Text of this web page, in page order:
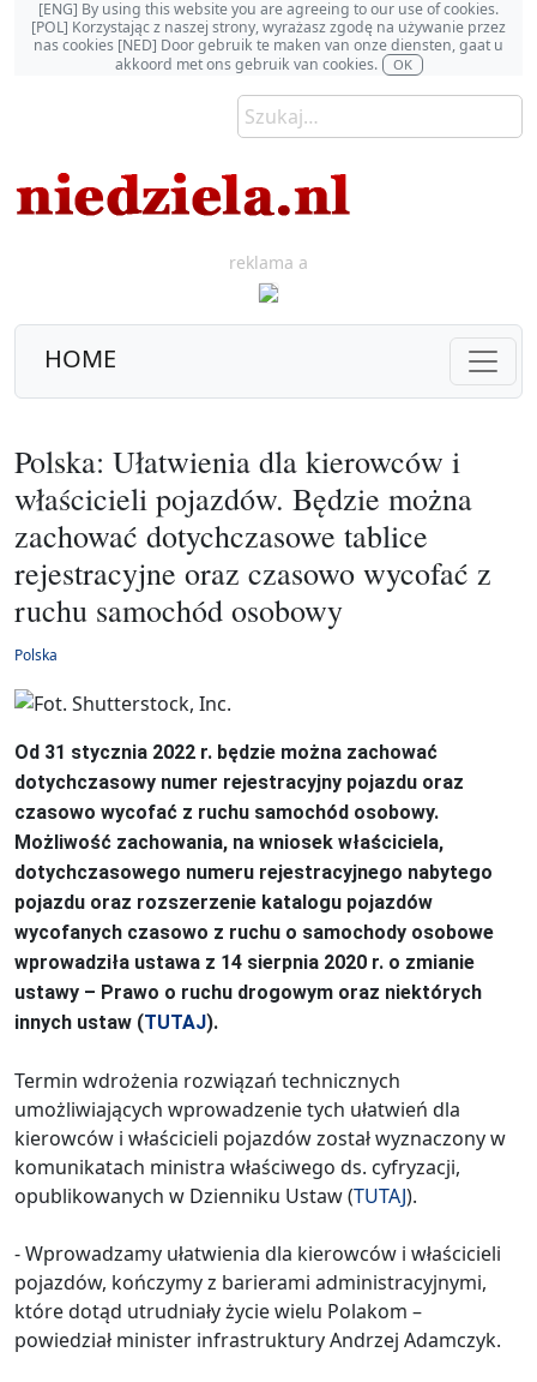
[ENG] By using this website you are agreeing to our use of cookies.
[POL] Korzystając z naszej strony, wyrażasz zgodę na używanie przez
nas cookies [NED] Door gebruik te maken van onze diensten, gaat u
akkoord met ons gebruik van cookies.
OK
reklama a
HOME
Polska: Ułatwienia dla kierowców i
właścicieli pojazdów. Będzie można
zachować dotychczasowe tablice
rejestracyjne oraz czasowo wycofać z
ruchu samochód osobowy
Polska
Od 31 stycznia 2022 r. będzie można zachować
dotychczasowy numer rejestracyjny pojazdu oraz
czasowo wycofać z ruchu samochód osobowy.
Możliwość zachowania, na wniosek właściciela,
dotychczasowego numeru rejestracyjnego nabytego
pojazdu oraz rozszerzenie katalogu pojazdów
wycofanych czasowo z ruchu o samochody osobowe
wprowadziła ustawa z 14 sierpnia 2020 r. o zmianie
ustawy – Prawo o ruchu drogowym oraz niektórych
innych ustaw (TUTAJ).
Termin wdrożenia rozwiązań technicznych
umożliwiających wprowadzenie tych ułatwień dla
kierowców i właścicieli pojazdów został wyznaczony w
komunikatach ministra właściwego ds. cyfryzacji,
opublikowanych w Dzienniku Ustaw (TUTAJ).
- Wprowadzamy ułatwienia dla kierowców i właścicieli
pojazdów, kończymy z barierami administracyjnymi,
które dotąd utrudniały życie wielu Polakom –
powiedział minister infrastruktury Andrzej Adamczyk.